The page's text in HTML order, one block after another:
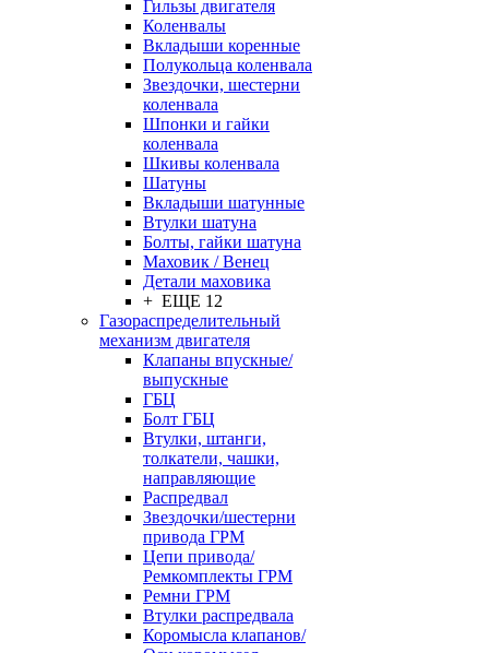
Гильзы двигателя
Коленвалы
Вкладыши коренные
Полукольца коленвала
Звездочки, шестерни
коленвала
Шпонки и гайки
коленвала
Шкивы коленвала
Шатуны
Вкладыши шатунные
Втулки шатуна
Болты, гайки шатуна
Маховик / Венец
Детали маховика
+ ЕЩЕ 12
Газораспределительный
механизм двигателя
Клапаны впускные/
выпускные
ГБЦ
Болт ГБЦ
Втулки, штанги,
толкатели, чашки,
направляющие
Распредвал
Звездочки/шестерни
привода ГРМ
Цепи привода/
Ремкомплекты ГРМ
Ремни ГРМ
Втулки распредвала
Коромысла клапанов/